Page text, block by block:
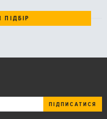
ПІДПИСАТИСЯ